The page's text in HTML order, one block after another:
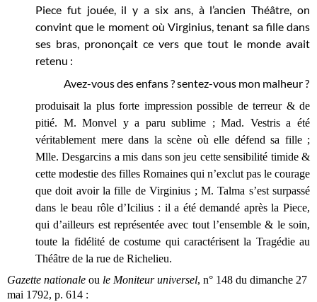
Piece fut jouée, il y a six ans, à l’ancien Théâtre, on
convint que le moment où Virginius, tenant sa fille dans
ses bras, prononçait ce vers que tout le monde avait
retenu :
Avez-vous des enfans ? sentez-vous mon malheur ?
produisait la plus forte impression possible de terreur & de
pitié. M. Monvel y a paru sublime ; Mad. Vestris a été
véritablement mere dans la scène où elle défend sa fille ;
Mlle. Desgarcins a mis dans son jeu cette sensibilité timide &
cette modestie des filles Romaines qui n’exclut pas le courage
que doit avoir la fille de Virginius ; M. Talma s’est surpassé
dans le beau rôle d’Icilius : il a été demandé après la Piece,
qui d’ailleurs est représentée avec tout l’ensemble & le soin,
toute la fidélité de costume qui caractérisent la Tragédie au
Théâtre de la rue de Richelieu.
Gazette nationale ou le Moniteur universel, n° 148 du dimanche 27
mai 1792, p. 614 :